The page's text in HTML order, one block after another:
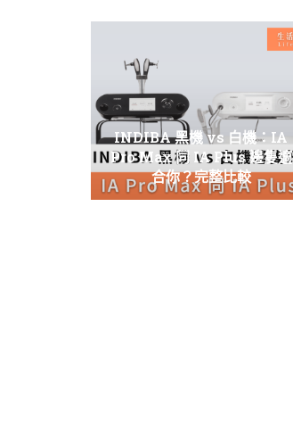
INDIBA 黑機 vs 白機：IA
Pro Max 同 IA Plus 邊隻適
合你？完整比較